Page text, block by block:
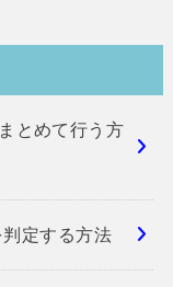
とめて行う方
定する方法